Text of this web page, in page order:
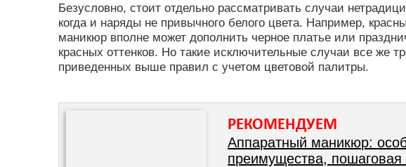
Безусловно, стоит отдельно рассматривать случаи
когда и наряды не привычного белого цвета. Например,
маникюр вполне может дополнить черное платье или
красных оттенков. Но такие исключительные случаи все же
приведенных выше правил с учетом цветовой палитры.
РЕКОМЕНДУЕМ
Аппаратный маникюр:
преимущества, пошаговая